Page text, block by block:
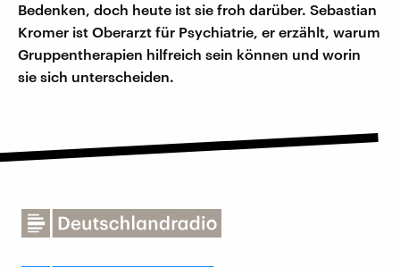
Bedenken, doch heute ist sie froh darüber. Sebastian
Kromer ist Oberarzt für Psychiatrie, er erzählt, warum
Gruppentherapien hilfreich sein können und worin
sie sich unterscheiden.